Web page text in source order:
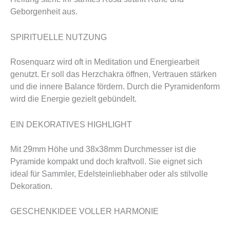
Geborgenheit aus.
SPIRITUELLE NUTZUNG
Rosenquarz wird oft in Meditation und Energiearbeit
genutzt. Er soll das Herzchakra öffnen, Vertrauen stärken
und die innere Balance fördern. Durch die Pyramidenform
wird die Energie gezielt gebündelt.
EIN DEKORATIVES HIGHLIGHT
Mit 29mm Höhe und 38x38mm Durchmesser ist die
Pyramide kompakt und doch kraftvoll. Sie eignet sich
ideal für Sammler, Edelsteinliebhaber oder als stilvolle
Dekoration.
GESCHENKIDEE VOLLER HARMONIE